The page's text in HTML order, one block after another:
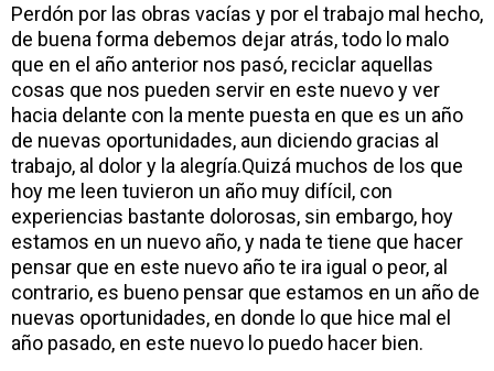
Perdón por las obras vacías y por el trabajo mal hecho,
de buena forma debemos dejar atrás, todo lo malo
que en el año anterior nos pasó, reciclar aquellas
cosas que nos pueden servir en este nuevo y ver
hacia delante con la mente puesta en que es un año
de nuevas oportunidades, aun diciendo gracias al
trabajo, al dolor y la alegría.Quizá muchos de los que
hoy me leen tuvieron un año muy difícil, con
experiencias bastante dolorosas, sin embargo, hoy
estamos en un nuevo año, y nada te tiene que hacer
pensar que en este nuevo año te ira igual o peor, al
contrario, es bueno pensar que estamos en un año de
nuevas oportunidades, en donde lo que hice mal el
año pasado, en este nuevo lo puedo hacer bien.